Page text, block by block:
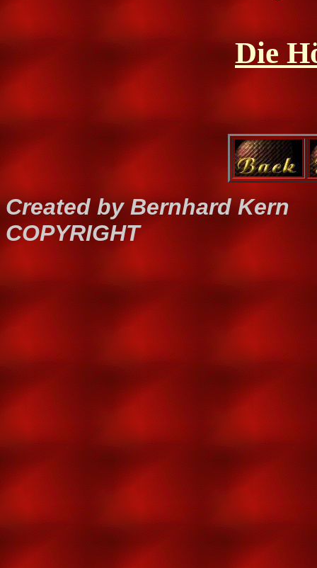
Die
Created by Bernhard Kern
COPYRIGHT